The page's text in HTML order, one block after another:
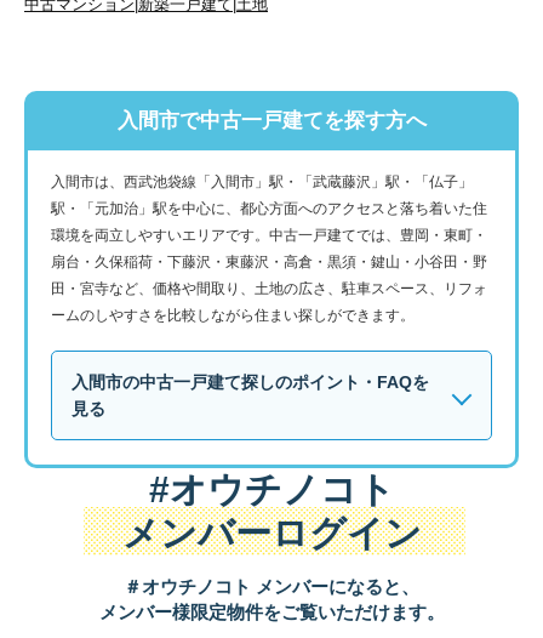
中古マンション 新築一戸建て 土地
入間市で中古一戸建てを探す方へ
入間市は、西武池袋線「入間市」駅・「武蔵藤沢」駅・「仏子」
駅・「元加治」駅を中心に、都心方面へのアクセスと落ち着いた住
環境を両立しやすいエリアです。中古一戸建てでは、豊岡・東町・
扇台・久保稲荷・下藤沢・東藤沢・高倉・黒須・鍵山・小谷田・野
田・宮寺など、価格や間取り、土地の広さ、駐車スペース、リフォ
ームのしやすさを比較しながら住まい探しができます。
入間市の中古一戸建て探しのポイント・FAQを
見る
#オウチノコト
メンバーログイン
＃オウチノコト メンバーになると、
メンバー様限定物件をご覧いただけます。